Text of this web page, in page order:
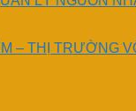
– THỊ TRƯỜNG